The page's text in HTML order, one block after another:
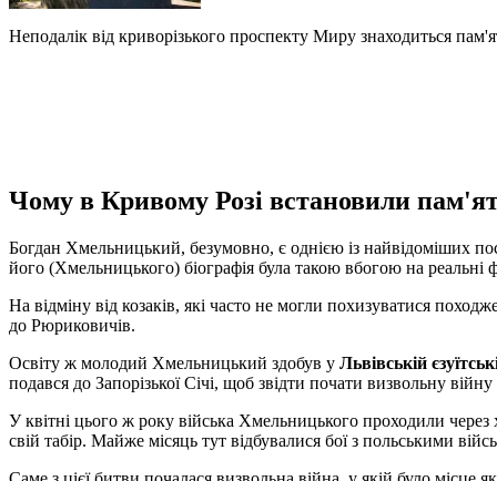
Неподалік від криворізького проспекту Миру знаходиться
Чому в Кривому Розі встановили
Богдан Хмельницький, безумовно, є однією із найвідоміших
його (Хмельницького) біографія була такою вбогою на реальні
На відміну від козаків, які часто не могли похизуватися
до Рюриковичів.
Освіту ж молодий Хмельницький здобув у Львівській
подався до Запорізької Січі, щоб звідти почати визвольну
У квітні цього ж року війська Хмельницького проходили
свій табір. Майже місяць тут відбувалися бої з польськими